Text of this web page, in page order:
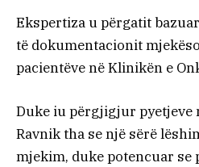
Ekspertiza u përgatit
të dokumentacionit
pacientëve në Klinikën e
Duke iu përgjigjur pyetjeve
Ravnik tha se një sërë
mjekim, duke potencuar se